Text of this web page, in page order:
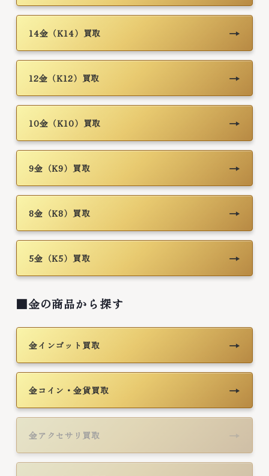
14金（K14）買取 →
12金（K12）買取 →
10金（K10）買取 →
9金（K9）買取 →
8金（K8）買取 →
5金（K5）買取 →
■金の商品から探す
金インゴット買取 →
金コイン・金貨買取 →
金アクセサリ買取 →